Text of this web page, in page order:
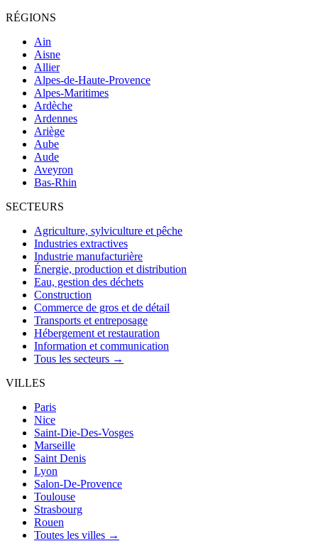
RÉGIONS
Ain
Aisne
Allier
Alpes-de-Haute-Provence
Alpes-Maritimes
Ardèche
Ardennes
Ariège
Aube
Aude
Aveyron
Bas-Rhin
SECTEURS
Agriculture, sylviculture et pêche
Industries extractives
Industrie manufacturière
Énergie, production et distribution
Eau, gestion des déchets
Construction
Commerce de gros et de détail
Transports et entreposage
Hébergement et restauration
Information et communication
Tous les secteurs →
VILLES
Paris
Nice
Saint-Die-Des-Vosges
Marseille
Saint Denis
Lyon
Salon-De-Provence
Toulouse
Strasbourg
Rouen
Toutes les villes →